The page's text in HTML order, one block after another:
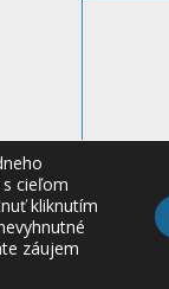
CVTI SR
cieľom
kliknutím
záujem